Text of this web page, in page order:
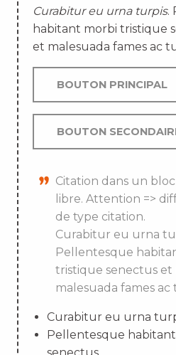
Curabitur eu urna turpis.
habitant morbi tristique
et malesuada fames ac
BOUTON PRINCIPAL
BOUTON
Citation dans un
libre. Attention =>
de type citation.
Curabitur eu urna
Pellentesque
tristique senectus et
malesuada fames ac
Curabitur eu urna
Pellentesque